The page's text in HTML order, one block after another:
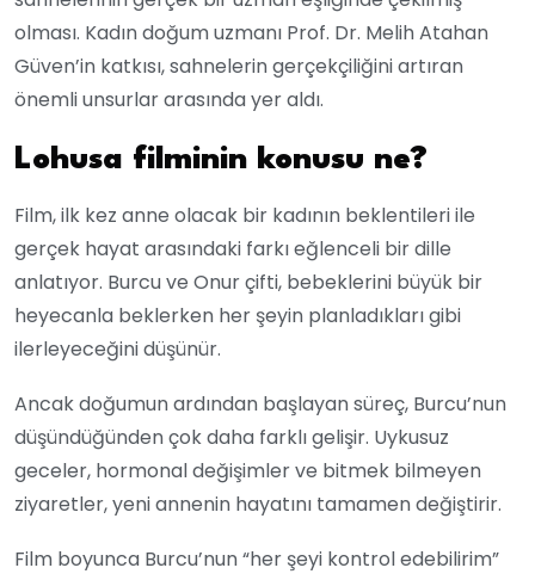
olması. Kadın doğum uzmanı Prof. Dr. Melih Atahan
Güven’in katkısı, sahnelerin gerçekçiliğini artıran
önemli unsurlar arasında yer aldı.
Lohusa filminin konusu ne?
Film, ilk kez anne olacak bir kadının beklentileri ile
gerçek hayat arasındaki farkı eğlenceli bir dille
anlatıyor. Burcu ve Onur çifti, bebeklerini büyük bir
heyecanla beklerken her şeyin planladıkları gibi
ilerleyeceğini düşünür.
Ancak doğumun ardından başlayan süreç, Burcu’nun
düşündüğünden çok daha farklı gelişir. Uykusuz
geceler, hormonal değişimler ve bitmek bilmeyen
ziyaretler, yeni annenin hayatını tamamen değiştirir.
Film boyunca Burcu’nun “her şeyi kontrol edebilirim”